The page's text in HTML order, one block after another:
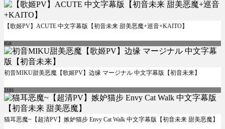
【歌姬PV】ACUTE 中文字幕版【初音未来 甜美恶魔+巡音+KAITO】
858
初音MIKU甜美恶魔【歌姬PV】边缘 マージナル 中文字幕版【初音未来】
2181
猫耳恶魔~【超清PV】嫉妒猫步 Envy Cat Walk 中文字幕版【初音未来 甜美恶魔】